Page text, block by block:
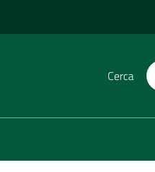
Cerca